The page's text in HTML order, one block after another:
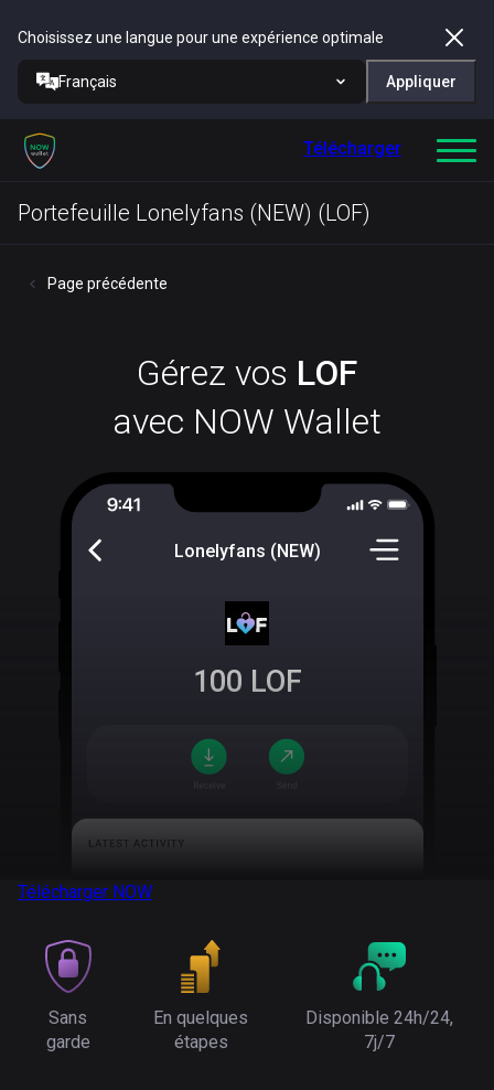
Choisissez une langue pour une expérience optimale
Français Appliquer
Télécharger
Portefeuille Lonelyfans (NEW) (LOF)
Page précédente
Gérez vos LOF
avec NOW Wallet
Lonelyfans (NEW)
100 LOF
Télécharger NOW
Sans
garde
En quelques
étapes
Disponible 24h/24,
7j/7